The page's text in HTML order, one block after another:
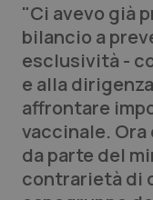
Lettere al
Edizioni
QS Pro
Professionisti
"Ci avevo già
bilancio a
esclusività -
e alla
affrontare
vaccinale. Ora
da parte del
contrarietà di